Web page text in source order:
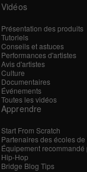
Vidéos
Présentation des produits
Tutoriels
Conseils et astuces
Performances d'artistes
Avis d'artistes
Culture
Documentaires
Événements
Toutes les vidéos
Apprendre
Start From Scratch
Partenaires des écoles de
Équipement recommandé
Hip-Hop
Bridge Blog Tips